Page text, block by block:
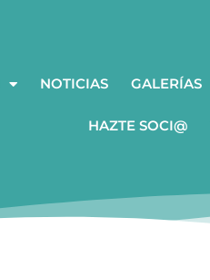
NOTICIAS GALERÍAS
HAZTE SOCI@